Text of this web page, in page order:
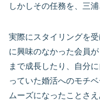
しかしその任務を、三
実際にスタイリングを
に興味のなかった会員
まで成長したり、自分
っていた婚活へのモチ
ムーズになったことさえ